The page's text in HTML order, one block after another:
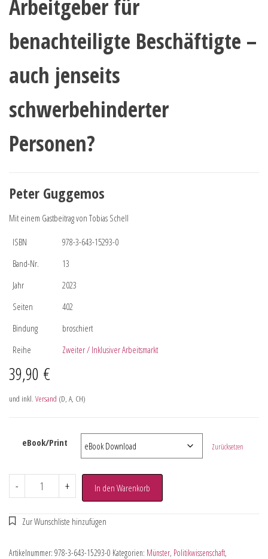
Arbeitgeber für
benachteiligte Beschäftigte –
auch jenseits
schwerbehinderter
Personen?
Peter Guggemos
Mit einem Gastbeitrag von Tobias Schell
ISBN
978-3-643-15293-0
Band-Nr.
13
Jahr
2023
Seiten
402
Bindung
broschiert
Reihe
Zweiter / Inklusiver Arbeitsmarkt
39,90 €
und inkl. Versand (D, A, CH)
eBook/Print Zurücksetzen
- + In den Warenkorb
Artikelnummer: 978-3-643-15293-0 Kategorien: Münster, Politikwissenschaft,